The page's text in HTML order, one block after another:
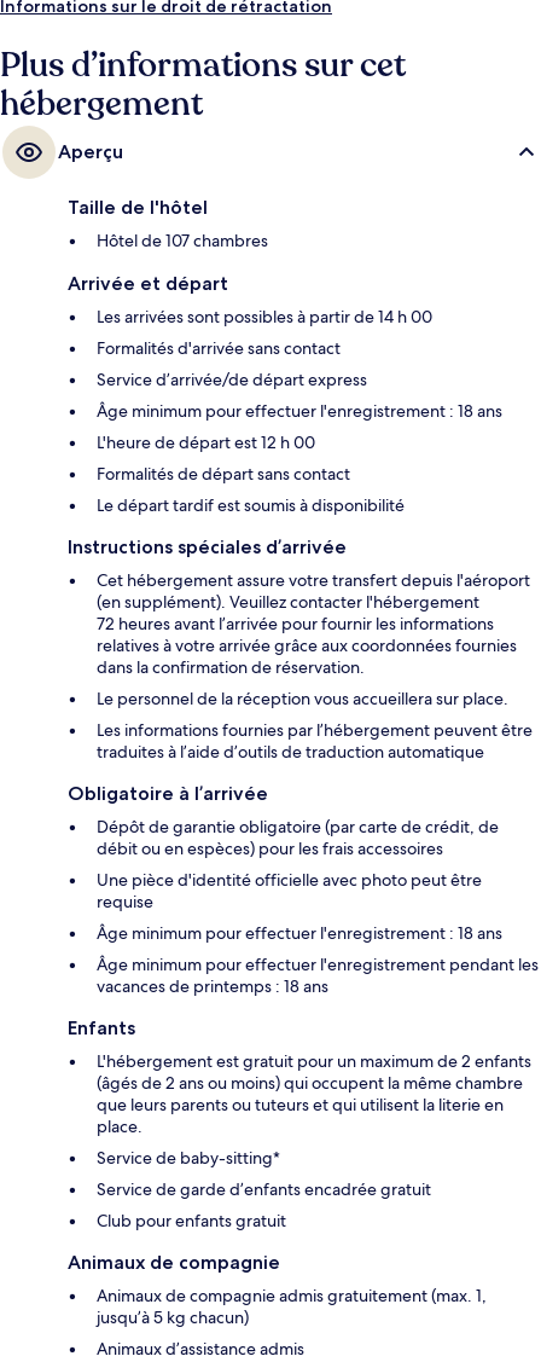
House Restaurant, l'un des 5 restaurants, peut s'enorgueillir de vues sur
bars/lounges, un club pour enfants (gratuit) et un bar en bord de
piscine.
Informations sur le droit de rétractation
Plus d’informations sur cet
hébergement
Aperçu
Taille de l'hôtel
Hôtel de 107 chambres
Arrivée et départ
Les arrivées sont possibles à partir de 14 h 00
Formalités d'arrivée sans contact
Service d’arrivée/de départ express
Âge minimum pour effectuer l'enregistrement : 18 ans
L'heure de départ est 12 h 00
Formalités de départ sans contact
Le départ tardif est soumis à disponibilité
Instructions spéciales d’arrivée
Cet hébergement assure votre transfert depuis l'aéroport
(en supplément). Veuillez contacter l'hébergement
72 heures avant l’arrivée pour fournir les informations
relatives à votre arrivée grâce aux coordonnées fournies
dans la confirmation de réservation.
Le personnel de la réception vous accueillera sur place.
Les informations fournies par l’hébergement peuvent être
traduites à l’aide d’outils de traduction automatique
Obligatoire à l’arrivée
Dépôt de garantie obligatoire (par carte de crédit, de
débit ou en espèces) pour les frais accessoires
Une pièce d'identité officielle avec photo peut être
requise
Âge minimum pour effectuer l'enregistrement : 18 ans
Âge minimum pour effectuer l'enregistrement pendant les
vacances de printemps : 18 ans
Enfants
L'hébergement est gratuit pour un maximum de 2 enfants
(âgés de 2 ans ou moins) qui occupent la même chambre
que leurs parents ou tuteurs et qui utilisent la literie en
place.
Service de baby-sitting*
Service de garde d’enfants encadrée gratuit
Club pour enfants gratuit
Animaux de compagnie
Animaux de compagnie admis gratuitement (max. 1,
jusqu’à 5 kg chacun)
Animaux d’assistance admis